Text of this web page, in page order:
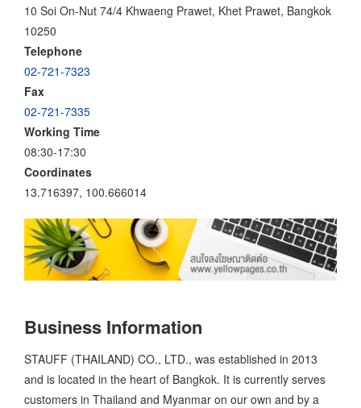
10 Soi On-Nut 74/4 Khwaeng Prawet, Khet Prawet, Bangkok
10250
Telephone
02-721-7323
Fax
02-721-7335
Working Time
08:30-17:30
Coordinates
13.716397, 100.666014
Business Information
STAUFF (THAILAND) CO., LTD., was established in 2013
and is located in the heart of Bangkok. It is currently serves
customers in Thailand and Myanmar on our own and by a